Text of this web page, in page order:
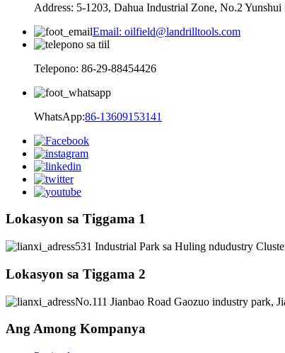
Address: 5-1203, Dahua Industrial Zone, No.2
Email: oilfield@landrilltools.com
Telepono: 86-29-88454426
WhatsApp:86-13609153141
Lokasyon sa Tiggama 1
531 Industrial Park sa Huling ndudustry
Lokasyon sa Tiggama 2
No.111 Jianbao Road Gaozuo industry park,
Ang Among Kompanya